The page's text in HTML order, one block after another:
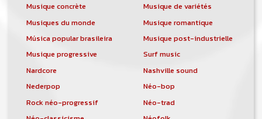
Musique concrète
Musique de variétés
Musiques du monde
Musique romantique
Música popular brasileira
Musique post-industrielle
Musique progressive
Surf music
Nardcore
Nashville sound
Nederpop
Néo-bop
Rock néo-progressif
Néo-trad